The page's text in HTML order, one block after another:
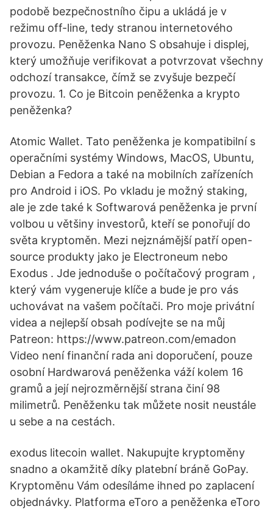
podobě bezpečnostního čipu a ukládá je v
režimu off-line, tedy stranou internetového
provozu. Peněženka Nano S obsahuje i displej,
který umožňuje verifikovat a potvrzovat všechny
odchozí transakce, čímž se zvyšuje bezpečí
provozu. 1. Co je Bitcoin peněženka a krypto
peněženka?
Atomic Wallet. Tato peněženka je kompatibilní s
operačními systémy Windows, MacOS, Ubuntu,
Debian a Fedora a také na mobilních zařízeních
pro Android i iOS. Po vkladu je možný staking,
ale je zde také k Softwarová peněženka je první
volbou u většiny investorů, kteří se ponořují do
světa kryptoměn. Mezi nejznámější patří open-
source produkty jako je Electroneum nebo
Exodus . Jde jednoduše o počítačový program ,
který vám vygeneruje klíče a bude je pro vás
uchovávat na vašem počítači. Pro moje privátní
videa a nejlepší obsah podívejte se na můj
Patreon: https://www.patreon.com/emadon
Video není finanční rada ani doporučení, pouze
osobní Hardwarová peněženka váží kolem 16
gramů a její nejrozměrnější strana činí 98
milimetrů. Peněženku tak můžete nosit neustále
u sebe a na cestách.
exodus litecoin wallet. Nakupujte kryptoměny
snadno a okamžitě díky platební bráně GoPay.
Kryptoměnu Vám odesíláme ihned po zaplacení
objednávky. Platforma eToro a peněženka eToro